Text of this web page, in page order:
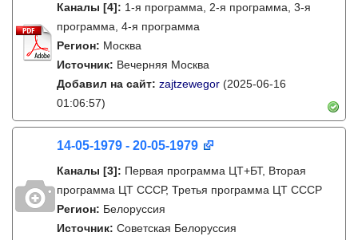
Каналы [4]: 1-я программа, 2-я программа, 3-я
программа, 4-я программа
Регион: Москва
Источник: Вечерняя Москва
Добавил на сайт: zajtzewegor (2025-06-16
01:06:57)
14-05-1979 - 20-05-1979
Каналы [3]: Первая программа ЦТ+БТ, Вторая
программа ЦТ ССCР, Третья программа ЦТ ССCР
Регион: Белоруссия
Источник: Советская Белоруссия